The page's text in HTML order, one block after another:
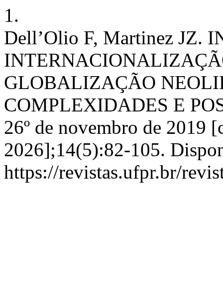
1.
Dell’Olio F, Martinez JZ.
GLOBALIZAÇÃO
COMPLEXIDADES E
26º de novembro de 2019
2026];14(5):82-105.
https://revistas.ufpr.br/